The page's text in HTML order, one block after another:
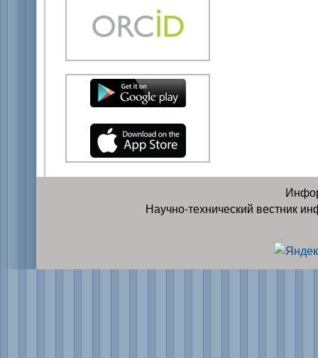
Научно-технический вестник